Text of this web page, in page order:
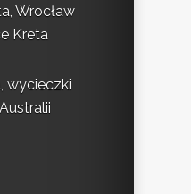
Wrocław
Kreta
wycieczki